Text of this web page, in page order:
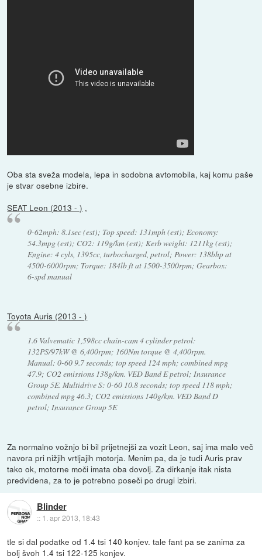
Oba sta sveža modela, lepa in sodobna avtomobila, kaj komu paše
je stvar osebne izbire.
SEAT Leon (2013 - ) ,
0-62mph: 8.1sec (est); Top speed: 131mph (est); Economy:
54.3mpg (est); CO2: 119g/km (est); Kerb weight: 1211kg (est);
Engine: 4 cyls, 1395cc, turbocharged, petrol; Power: 138bhp at
4500-6000rpm; Torque: 184lb ft at 1500-3500rpm; Gearbox:
6-spd manual
Toyota Auris (2013 - )
1.6 Valvematic 1,598cc chain-cam 4 cylinder petrol:
132PS/97kW @ 6,400rpm; 160Nm torque @ 4,400rpm.
Manual: 0-60 9.7 seconds; top speed 124 mph; combined mpg
47.9; CO2 emissions 138g/km. VED Band E petrol; Insurance
Group 5E. Multidrive S: 0-60 10.8 seconds; top speed 118 mph;
combined mpg 46.3; CO2 emissions 140g/km. VED Band D
petrol; Insurance Group 5E
Za normalno vožnjo bi bil prijetnejši za vozit Leon, saj ima malo več
navora pri nižjih vrtljajih motorja. Menim pa, da je tudi Auris prav
tako ok, motorne moči imata oba dovolj. Za dirkanje itak nista
predvidena, za to je potrebno poseči po drugi izbiri.
Blinder
:: 1. apr 2013, 18:43
tle si dal podatke od 1.4 tsi 140 konjev. tale fant pa se zanima za
bolj švoh 1.4 tsi 122-125 konjev.